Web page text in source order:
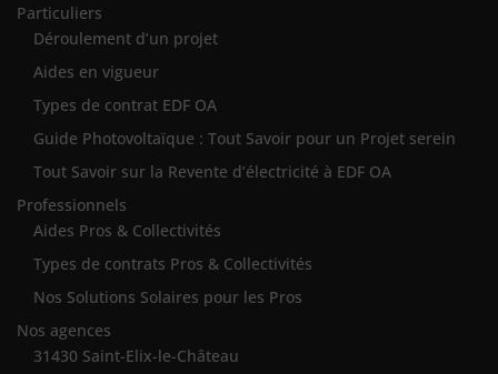
Particuliers
Déroulement d’un projet
Aides en vigueur
Types de contrat EDF OA
Guide Photovoltaïque : Tout Savoir pour un Projet serein
Tout Savoir sur la Revente d’électricité à EDF OA
Professionnels
Aides Pros & Collectivités
Types de contrats Pros & Collectivités
Nos Solutions Solaires pour les Pros
Nos agences
31430 Saint-Elix-le-Château